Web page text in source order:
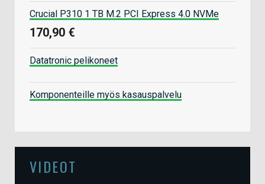
Crucial P310 1 TB M.2 PCI Express 4.0 NVMe
170,90 €
Datatronic pelikoneet
Komponenteille myös kasauspalvelu
VIDEOT